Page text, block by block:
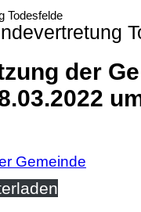
der
Gemeinde